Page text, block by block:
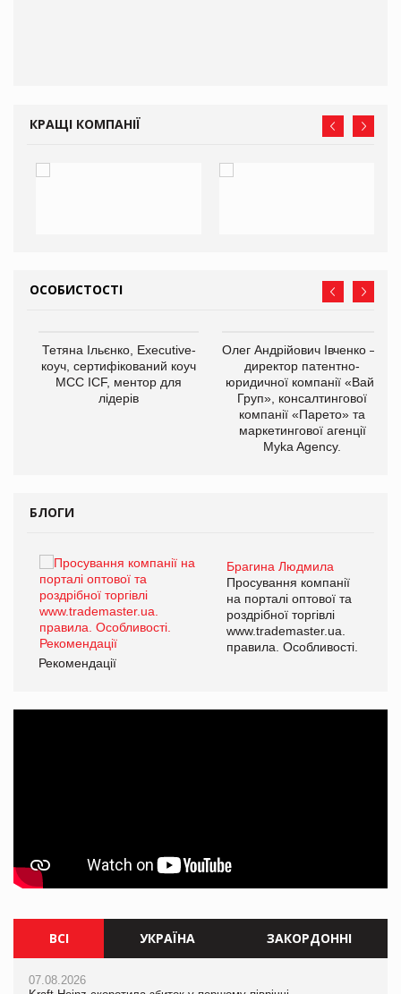
КРАЩІ КОМПАНІЇ
ОСОБИСТОСТІ
Тетяна Ільєнко, Executive-
коуч, сертифікований коуч
МСС ICF, ментор для
лідерів
Олег Андрійович Івченко —
директор патентно-
юридичної компанії «Вайз
Груп», консалтингової
компанії «Парето» та
маркетингової агенції
Myka Agency.
БЛОГИ
Брагина Людмила
Просування компанії
на порталі оптової та
роздрібної торгівлі
www.trademaster.ua.
правила. Особливості.
Рекомендації
ВСІ УКРАЇНА ЗАКОРДОННІ
07.08.2026
06.08.2026
07.08.2026